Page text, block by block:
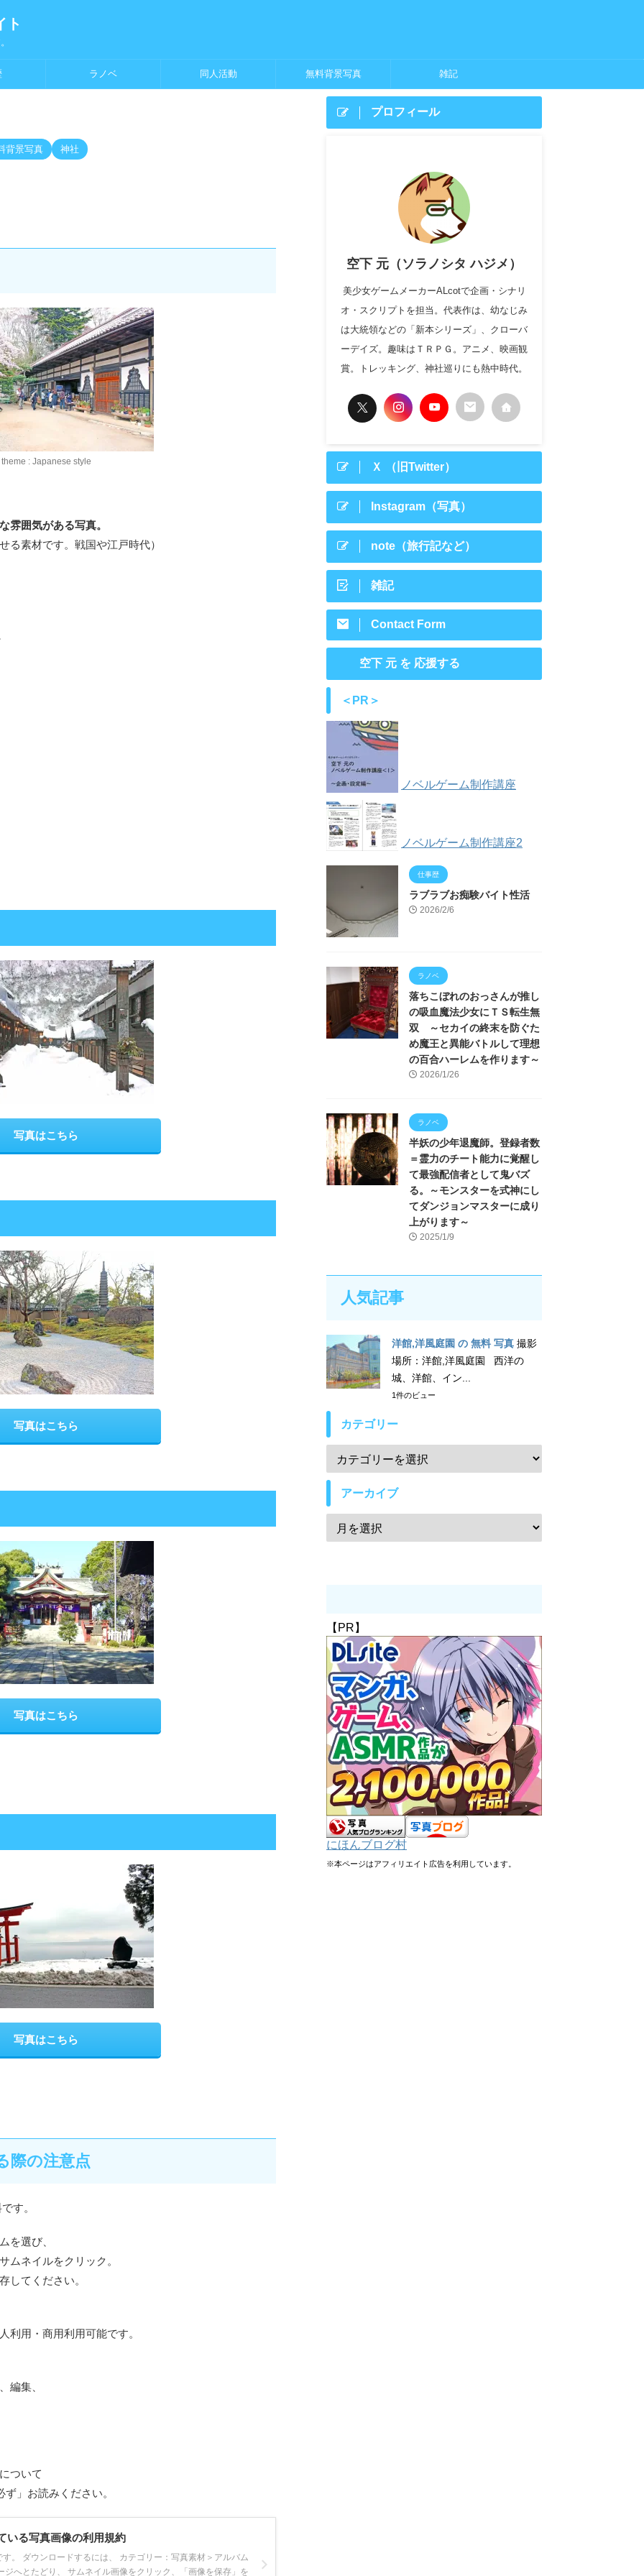
ト
ラノベ 同人活動 無料背景写真 雑記
背景写真 神社
theme : Japanese style
雰囲気がある写真。
素材です。戦国や江戸時代）
写真はこちら
写真はこちら
写真はこちら
写真はこちら
際の注意点
す。
を選び、
ムネイルをクリック。
してください。
利用・商用利用可能です。
編集、
ついて
ず」お読みください。
いる写真画像の利用規約
。 ダウンロードするには、 カテゴリー：写真素材＞アルバム
ジへとたどり、 サムネイル画像をクリック、「画像を保存」を
プロフィール
空下 元（ソラノシタ ハジメ）
美少女ゲームメーカーALcotで企画・シナリ
オ・スクリプトを担当。代表作は、幼なじみ
は大統領などの「新本シリーズ」、クローバ
ーデイズ。趣味はＴＲＰＧ。アニメ、映画観
賞。トレッキング、神社巡りにも熱中時代。
Ｘ （旧Twitter）
Instagram（写真）
note（旅行記など）
雑記
Contact Form
空下 元 を 応援する
＜PR＞
ノベルゲーム制作講座
ノベルゲーム制作講座2
仕事歴
ラブラブお痴験バイト性活
2026/2/6
ラノベ
落ちこぼれのおっさんが推し
の吸血魔法少女にＴＳ転生無
双 ～セカイの終末を防ぐた
め魔王と異能バトルして理想
の百合ハーレムを作ります～
2026/1/26
ラノベ
半妖の少年退魔師。登録者数
＝霊力のチート能力に覚醒し
て最強配信者として鬼バズ
る。～モンスターを式神にし
てダンジョンマスターに成り
上がります～
2025/1/9
人気記事
洋館,洋風庭園 の 無料 写真 撮影
場所：洋館,洋風庭園 西洋の
城、洋館、イン...
1件のビュー
カテゴリー
アーカイブ
【PR】
にほんブログ村
※本ページはアフィリエイト広告を利用しています。